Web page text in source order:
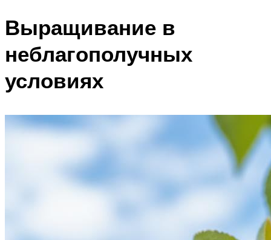
Выращивание в
неблагополучных
условиях